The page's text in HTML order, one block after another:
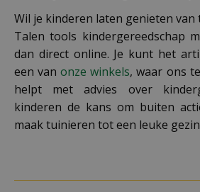
Wil je kinderen laten genieten van
Talen tools kindergereedschap
dan direct online. Je kunt het
een vanonze winkels, waar ons
helpt met advies over
kinderen de kans om buiten
maak tuinieren tot een leuke